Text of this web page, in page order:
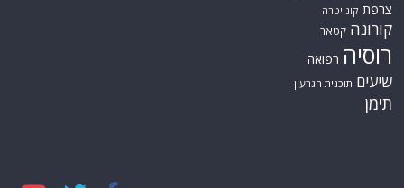
צרפת קונייטרה
קורונה קטאר
רוסיה רפואה
שיעים תוכנית הגרעין
תימן